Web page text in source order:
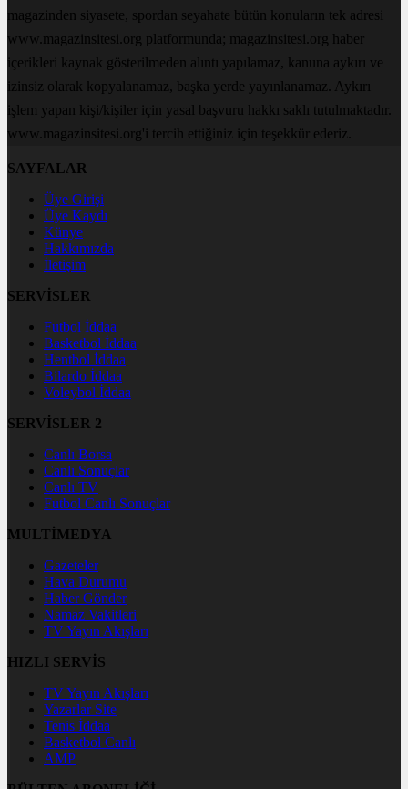
magazinden siyasete, spordan seyahate bütün konuların tek adresi
www.magazinsitesi.org platformunda; magazinsitesi.org haber
içerikleri kaynak gösterilmeden alıntı yapılamaz, kanuna aykırı ve
izinsiz olarak kopyalanamaz, başka yerde yayınlanamaz. Aykırı
işlem yapan kişi/kişiler için yasal başvuru hakkı saklı tutulmaktadır.
www.magazinsitesi.org'i tercih ettiğiniz için teşekkür ederiz.
SAYFALAR
Üye Girişi
Üye Kaydı
Künye
Hakkımızda
İletişim
SERVİSLER
Futbol İddaa
Basketbol İddaa
Hentbol İddaa
Bilardo İddaa
Voleybol İddaa
SERVİSLER 2
Canlı Borsa
Canlı Sonuçlar
Canlı TV
Futbol Canlı Sonuçlar
MULTİMEDYA
Gazeteler
Hava Durumu
Haber Gönder
Namaz Vakitleri
TV Yayın Akışları
HIZLI SERVİS
TV Yayın Akışları
Yazarlar Site
Tenis İddaa
Basketbol Canlı
AMP